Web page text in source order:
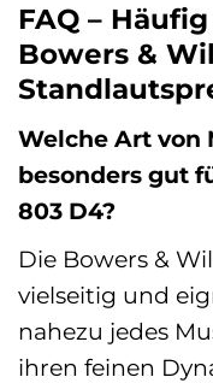
FAQ –
Bowers &
Welche Art von
besonders gut
803 D4?
Die Bowers &
vielseitig und
nahezu jedes
ihren feinen